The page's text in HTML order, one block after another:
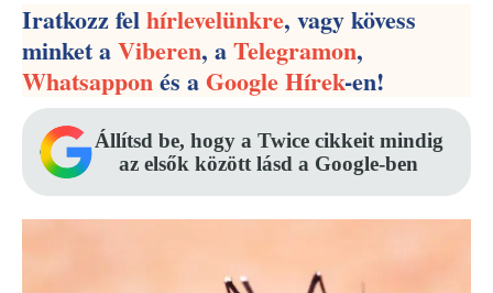
Iratkozz felhírlevelünkre, vagy kövess
minket aViberen, aTelegramon,
Whatsapponés aGoogle Hírek-en!
Állítsd be, hogy a Twice cikkeit mindig
az elsők között lásd a Google-ben